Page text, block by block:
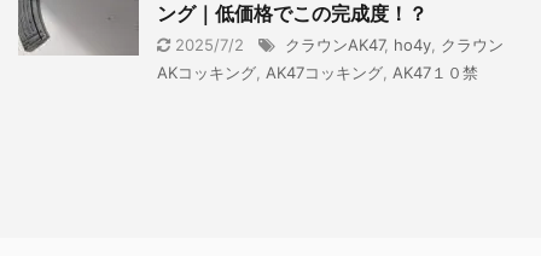
ング｜低価格でこの完成度！？
2025/7/2 クラウンAK47, ho4y クラウン
AKコッキング AK47コッキング AK47１０禁